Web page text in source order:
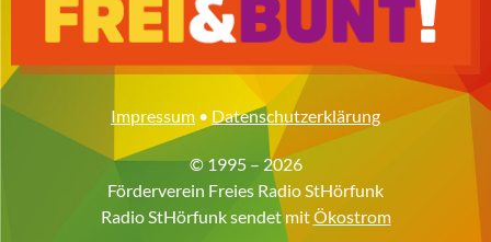
Impressum • Datenschutzerklärung
© 1995 – 2026
Förderverein Freies Radio StHörfunk
Radio StHörfunk sendet mitÖkostrom